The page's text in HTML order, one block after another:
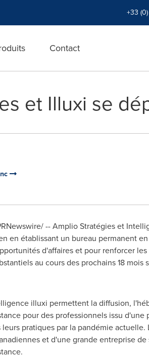
+33
Contact
et Illuxi se
-- Amplio Stratégies et
en établissant un bureau permanent en
d'affaires et pour renforcer
au cours des prochains 18
illuxi permettent la diffusion,
pour des professionnels issu
pratiques par la pandémie actuelle.
et d'une grande entreprise